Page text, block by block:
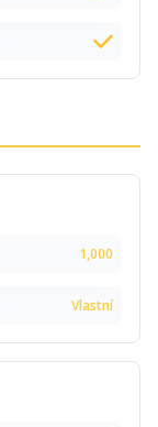
1,000
Vlastní